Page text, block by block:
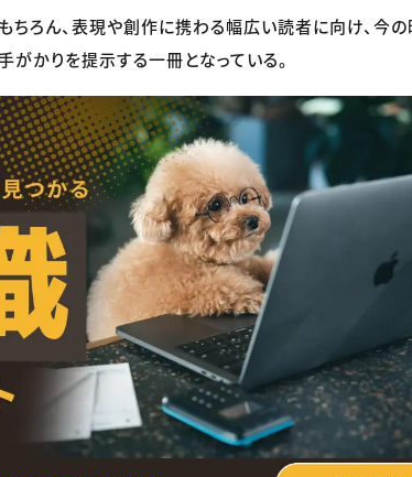
ちろん、表現や創作に携わる幅広い読者に向け、今
かりを提示する一冊となっている。